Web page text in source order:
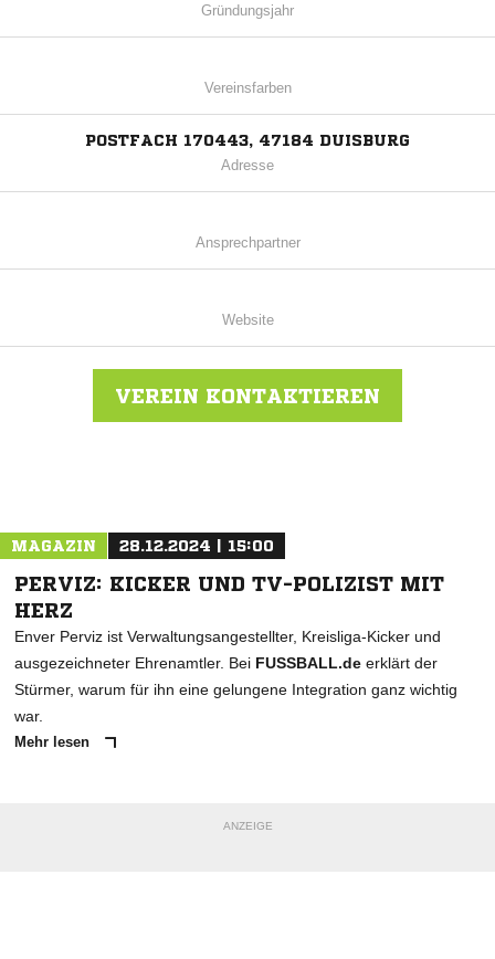
Gründungsjahr
Vereinsfarben
POSTFACH 170443, 47184 DUISBURG
Adresse
Ansprechpartner
Website
VEREIN KONTAKTIEREN
MAGAZIN 28.12.2024 | 15:00
PERVIZ: KICKER UND TV-POLIZIST MIT
HERZ
Enver Perviz ist Verwaltungsangestellter, Kreisliga-Kicker und
ausgezeichneter Ehrenamtler. Bei FUSSBALL.de erklärt der
Stürmer, warum für ihn eine gelungene Integration ganz wichtig
war.
Mehr lesen
ANZEIGE